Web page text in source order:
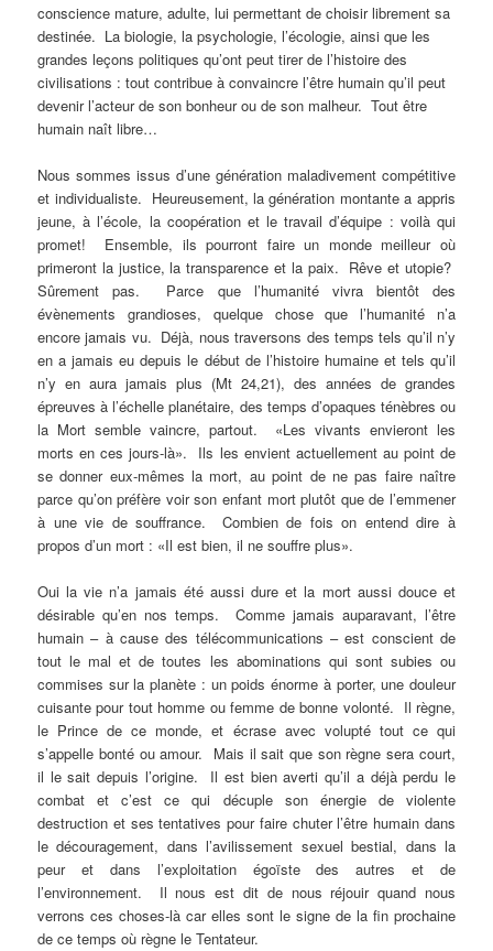
conscience mature, adulte, lui permettant de choisir librement sa
destinée. La biologie, la psychologie, l’écologie, ainsi que les
grandes leçons politiques qu’ont peut tirer de l’histoire des
civilisations : tout contribue à convaincre l’être humain qu’il peut
devenir l’acteur de son bonheur ou de son malheur. Tout être
humain naît libre…
Nous sommes issus d’une génération maladivement compétitive
et individualiste. Heureusement, la génération montante a appris
jeune, à l’école, la coopération et le travail d’équipe : voilà qui
promet! Ensemble, ils pourront faire un monde meilleur où
primeront la justice, la transparence et la paix. Rêve et utopie?
Sûrement pas. Parce que l’humanité vivra bientôt des
évènements grandioses, quelque chose que l’humanité n’a
encore jamais vu. Déjà, nous traversons des temps tels qu’il n’y
en a jamais eu depuis le début de l’histoire humaine et tels qu’il
n’y en aura jamais plus (Mt 24,21), des années de grandes
épreuves à l’échelle planétaire, des temps d’opaques ténèbres ou
la Mort semble vaincre, partout. «Les vivants envieront les
morts en ces jours-là». Ils les envient actuellement au point de
se donner eux-mêmes la mort, au point de ne pas faire naître
parce qu’on préfère voir son enfant mort plutôt que de l’emmener
à une vie de souffrance. Combien de fois on entend dire à
propos d’un mort : «Il est bien, il ne souffre plus».
Oui la vie n’a jamais été aussi dure et la mort aussi douce et
désirable qu’en nos temps. Comme jamais auparavant, l’être
humain – à cause des télécommunications – est conscient de
tout le mal et de toutes les abominations qui sont subies ou
commises sur la planète : un poids énorme à porter, une douleur
cuisante pour tout homme ou femme de bonne volonté. Il règne,
le Prince de ce monde, et écrase avec volupté tout ce qui
s’appelle bonté ou amour. Mais il sait que son règne sera court,
il le sait depuis l’origine. Il est bien averti qu’il a déjà perdu le
combat et c’est ce qui décuple son énergie de violente
destruction et ses tentatives pour faire chuter l’être humain dans
le découragement, dans l’avilissement sexuel bestial, dans la
peur et dans l’exploitation égoïste des autres et de
l’environnement. Il nous est dit de nous réjouir quand nous
verrons ces choses-là car elles sont le signe de la fin prochaine
de ce temps où règne le Tentateur.